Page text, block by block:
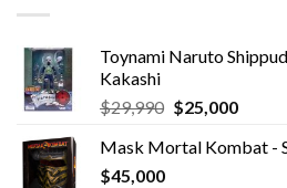
Toynami Naruto
Kakashi
$29,990 El
original
$25,000El
actual
Mask Mortal Kombat -
$45,000